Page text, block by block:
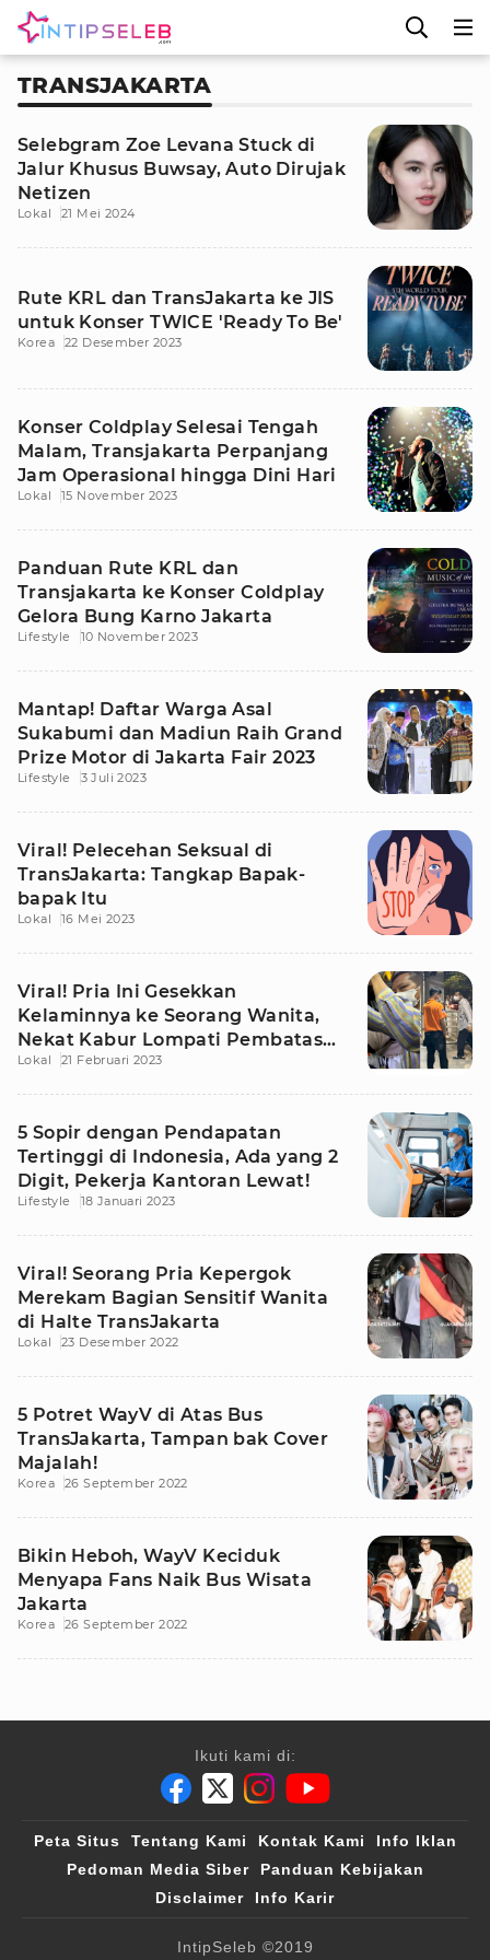
TRANSJAKARTA
Selebgram Zoe Levana Stuck di
Jalur Khusus Buwsay, Auto Dirujak
Netizen
Lokal 21 Mei 2024
Rute KRL dan TransJakarta ke JIS
untuk Konser TWICE 'Ready To Be'
Korea 22 Desember 2023
Konser Coldplay Selesai Tengah
Malam, Transjakarta Perpanjang
Jam Operasional hingga Dini Hari
Lokal 15 November 2023
Panduan Rute KRL dan
Transjakarta ke Konser Coldplay
Gelora Bung Karno Jakarta
Lifestyle 10 November 2023
Mantap! Daftar Warga Asal
Sukabumi dan Madiun Raih Grand
Prize Motor di Jakarta Fair 2023
Lifestyle 3 Juli 2023
Viral! Pelecehan Seksual di
TransJakarta: Tangkap Bapak-
bapak Itu
Lokal 16 Mei 2023
Viral! Pria Ini Gesekkan
Kelaminnya ke Seorang Wanita,
Nekat Kabur Lompati Pembatas
Halte
Lokal 21 Februari 2023
5 Sopir dengan Pendapatan
Tertinggi di Indonesia, Ada yang 2
Digit, Pekerja Kantoran Lewat!
Lifestyle 18 Januari 2023
Viral! Seorang Pria Kepergok
Merekam Bagian Sensitif Wanita
di Halte TransJakarta
Lokal 23 Desember 2022
5 Potret WayV di Atas Bus
TransJakarta, Tampan bak Cover
Majalah!
Korea 26 September 2022
Bikin Heboh, WayV Keciduk
Menyapa Fans Naik Bus Wisata
Jakarta
Korea 26 September 2022
Ikuti kami di:
Peta Situs Tentang Kami Kontak Kami
Info Iklan
Pedoman Media Siber
Panduan Kebijakan
Disclaimer
Info Karir
IntipSeleb ©2019